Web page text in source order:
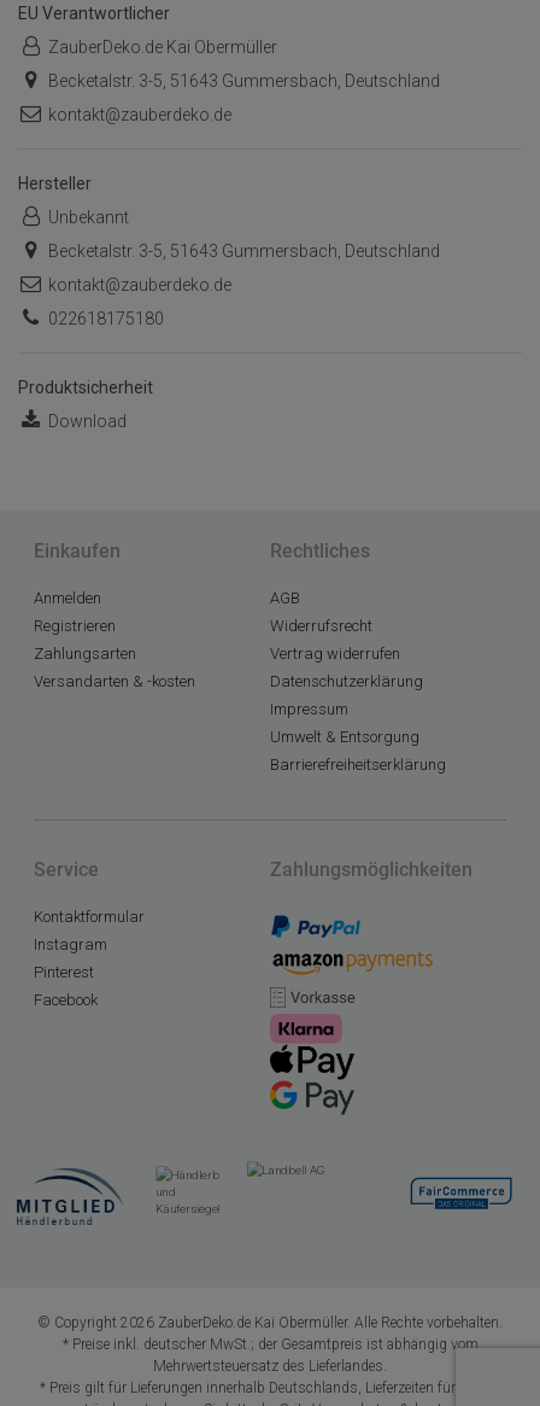
EU Verantwortlicher
ZauberDeko.de Kai Obermüller
Becketalstr. 3-5, 51643 Gummersbach, Deutschland
kontakt@zauberdeko.de
Hersteller
Unbekannt
Becketalstr. 3-5, 51643 Gummersbach, Deutschland
kontakt@zauberdeko.de
022618175180
Produktsicherheit
Download
Einkaufen
Anmelden
Registrieren
Zahlungsarten
Versandarten & -kosten
Rechtliches
AGB
Widerrufsrecht
Vertrag widerrufen
Datenschutzerklärung
Impressum
Umwelt & Entsorgung
Barrierefreiheitserklärung
Service
Kontaktformular
Instagram
Pinterest
Facebook
Zahlungsmöglichkeiten
© Copyright 2026 ZauberDeko.de Kai Obermüller. Alle Rechte vorbehalten.
* Preise inkl. deutscher MwSt.; der Gesamtpreis ist abhängig vom
Mehrwertsteuersatz des Lieferlandes.
* Preis gilt für Lieferungen innerhalb Deutschlands, Lieferzeiten für andere